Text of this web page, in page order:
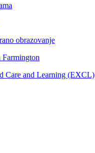
obrazovanje
Farmington
Care and Learning (EXCL)